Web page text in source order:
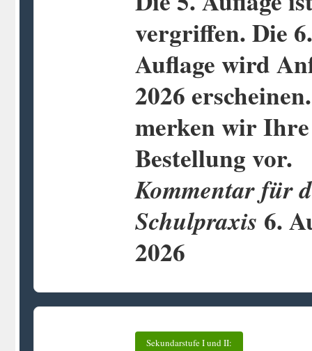
vergriffen. Die 6.
Auflage wird
2026
merken wir Ihre
Bestellung vor.
Kommentar für
Schulpraxis 6.
2026
Sekundarstufe I und II: